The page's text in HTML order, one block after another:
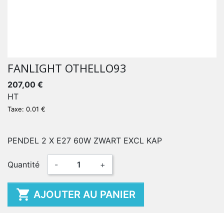
FANLIGHT OTHELLO93
207,00 €
HT
Taxe: 0.01 €
PENDEL 2 X E27 60W ZWART EXCL KAP
Quantité - +
 AJOUTER AU PANIER